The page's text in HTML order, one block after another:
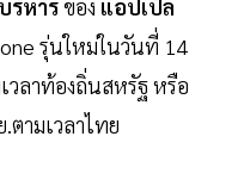
ริหารของ แอปเปิล
รุ่นใหม่ในวันที่ 14
วลาท้องถิ่นสหรัฐ หรือ
ตามเวลาไทย